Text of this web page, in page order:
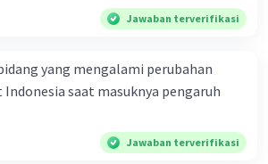
Jawaban terverifikasi
yang mengalami perubahan
saat masuknya pengaruh
Jawaban terverifikasi